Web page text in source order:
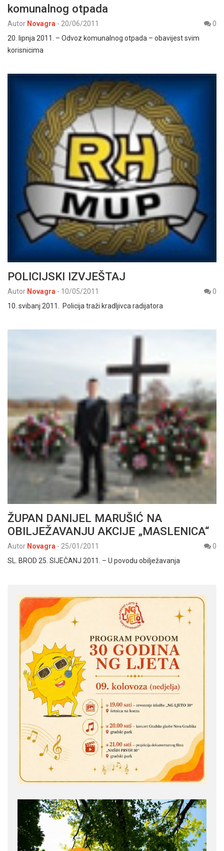
komunalnog otpada
Autor Novagra - 20/06/2011
0
20. lipnja 2011. – Odvoz komunalnog otpada – obavijest svim
korisnicima
POLICIJSKI IZVJEŠTAJ
Autor Novagra - 10/05/2011
0
10. svibanj 2011. Policija traži kradljivca radijatora
ŽUPAN DANIJEL MARUŠIĆ NA
OBILJEŽAVANJU AKCIJE „MASLENICA“
Autor Novagra - 25/01/2011
0
SL. BROD 25. SIJEČANJ 2011. – U povodu obilježavanja